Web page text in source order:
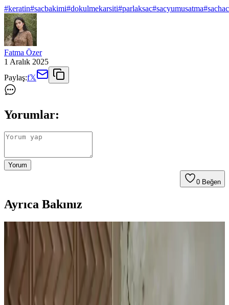
#keratin#sacbakimi#dokulmekarsiti#parlaksac#sacyumusatma#
Fatma Özer
1 Aralık 2025
Paylaş:f𝕏
Yorumlar:
Yorum
0 Beğen
Ayrıca Bakınız
Dermokil Kil, Argan ve Bitkisel Keratan İçeren Saç
Maskesi: Doğal ve Güçlendirici Bakım Çözümü
Doğal içeriklerle formüle edilen Dermokil Kil, Argan ve Bitkisel
Keratan saç maskesi, tüm saç tiplerine uygun olup, saçlara güç,
parlaklık ve yumuşaklık sağlar, düzenli kullanımda saç sağlığını
destekler.